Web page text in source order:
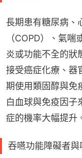
長期患有糖尿病、
（COPD）、氣
炎或功能不全的狀
接受癌症化療、器
期使用類固醇與免
白血球與免疫因子
症的機率大幅提升
吞嚥功能障礙者與